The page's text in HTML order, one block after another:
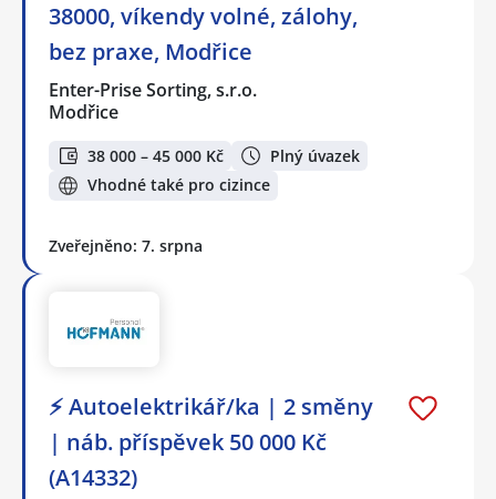
38000, víkendy volné, zálohy,
bez praxe, Modřice
Enter-Prise Sorting, s.r.o.
Modřice
38 000 – 45 000 Kč
Plný úvazek
Vhodné také pro cizince
Zveřejněno: 7. srpna
⚡ Autoelektrikář/ka | 2 směny
| náb. příspěvek 50 000 Kč
(A14332)